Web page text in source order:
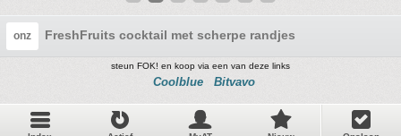
onz FreshFruits cocktail met scherpe randjes
steun FOK! en koop via een van deze links
Coolblue Bitvavo